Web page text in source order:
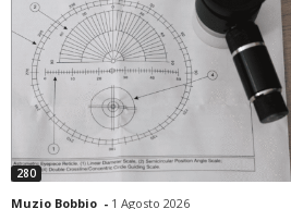
280
Muzio Bobbio - 1 Agosto 2026